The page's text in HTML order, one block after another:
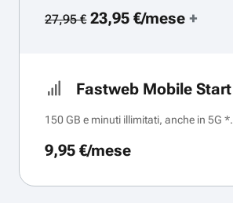
27,95 €23,95 €/mese+
Fastweb Mobile Start
150 GB e minuti illimitati, anche in 5G *.
9,95 €/mese